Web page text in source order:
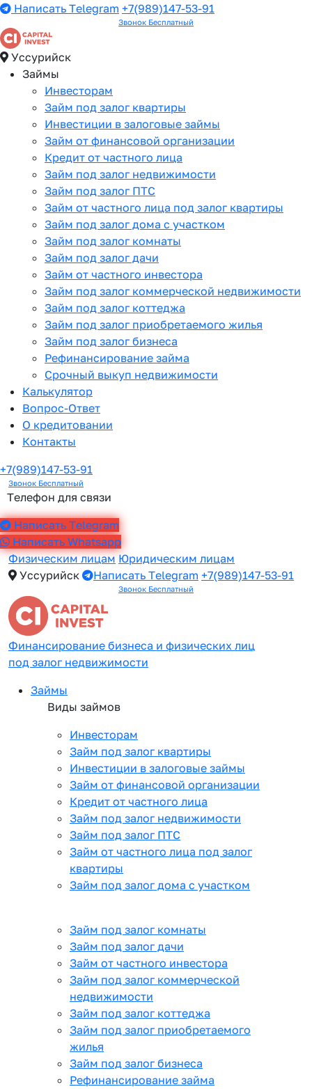
Написать Telegram +7(989)147-53-91
Звонок Бесплатный
Уссурийск
Займы
Инвесторам
Займ под залог квартиры
Инвестиции в залоговые займы
Займ от финансовой организации
Кредит от частного лица
Займ под залог недвижимости
Займ под залог ПТС
Займ от частного лица под залог квартиры
Займ под залог дома с участком
Займ под залог комнаты
Займ под залог дачи
Займ от частного инвестора
Займ под залог коммерческой недвижимости
Займ под залог коттеджа
Займ под залог приобретаемого жилья
Займ под залог бизнеса
Рефинансирование займа
Срочный выкуп недвижимости
Калькулятор
Вопрос-Ответ
О кредитовании
Контакты
+7(989)147-53-91
Звонок Бесплатный
Телефон для связи
Написать Telegram
Написать Whatsapp
Физическим лицам Юридическим лицам
Уссурийск
Написать Telegram +7(989)147-53-91
Звонок Бесплатный
Финансирование бизнеса и физических лиц
под залог недвижимости
Займы
Виды займов
Инвесторам
Займ под залог квартиры
Инвестиции в залоговые займы
Займ от финансовой организации
Кредит от частного лица
Займ под залог недвижимости
Займ под залог ПТС
Займ от частного лица под залог
квартиры
Займ под залог дома с участком
Займ под залог комнаты
Займ под залог дачи
Займ от частного инвестора
Займ под залог коммерческой
недвижимости
Займ под залог коттеджа
Займ под залог приобретаемого
жилья
Займ под залог бизнеса
Рефинансирование займа